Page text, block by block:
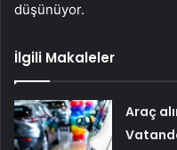
düşünüyor.
İlgili Makaleler
Araç